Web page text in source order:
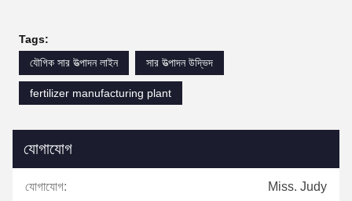
Tags:
যৌগিক সার উত্পাদন লাইন
সার উত্পাদন উদ্ভিদ
fertilizer manufacturing plant
যোগাযোগ
যোগাযোগ: Miss. Judy